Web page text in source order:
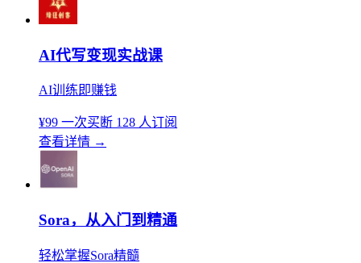
AI代写变现实战课
AI训练即赚钱
¥99 一次买断 128 人订阅
查看详情 →
Sora，从入门到精通
轻松掌握Sora精髓